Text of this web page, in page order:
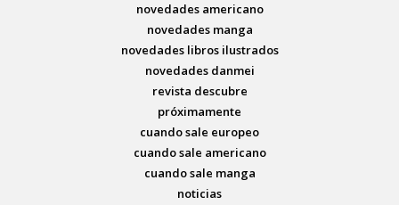
novedades americano
novedades manga
novedades libros ilustrados
novedades danmei
revista descubre
próximamente
cuando sale europeo
cuando sale americano
cuando sale manga
noticias